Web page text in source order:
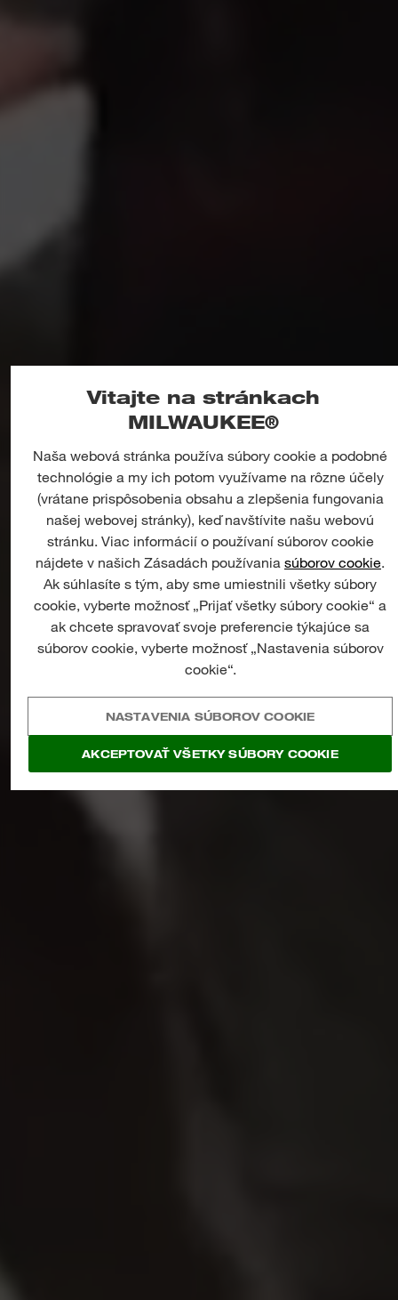
Vitajte na stránkach
MILWAUKEE®
Naša webová stránka používa súbory cookie a podobné
technológie a my ich potom využívame na rôzne účely
(vrátane prispôsobenia obsahu a zlepšenia fungovania
našej webovej stránky), keď navštívite našu webovú
stránku. Viac informácií o používaní súborov cookie
nájdete v našich Zásadách používaniasúborov cookie.
Ak súhlasíte s tým, aby sme umiestnili všetky súbory
cookie, vyberte možnosť „Prijať všetky súbory cookie“ a
ak chcete spravovať svoje preferencie týkajúce sa
súborov cookie, vyberte možnosť „Nastavenia súborov
cookie“.
NASTAVENIA SÚBOROV COOKIE
AKCEPTOVAŤ VŠETKY SÚBORY COOKIE
INOVOVANÉPRE
PRESNOSŤ,VÝKONA
RÝCHLOSŤ